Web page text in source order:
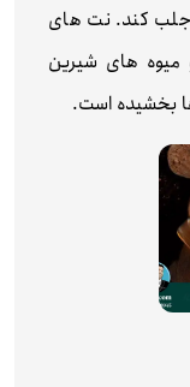
جلب کند. نت های
میوه های شیرین
بخشیده است.